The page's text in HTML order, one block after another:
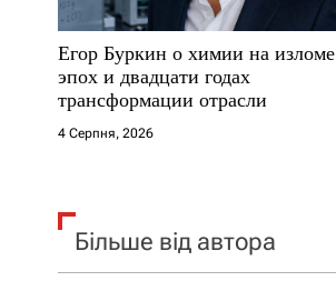
с
і
в
Егор Буркин о химии на изломе
эпох и двадцати годах
трансформации отрасли
4 Серпня, 2026
Більше від автора